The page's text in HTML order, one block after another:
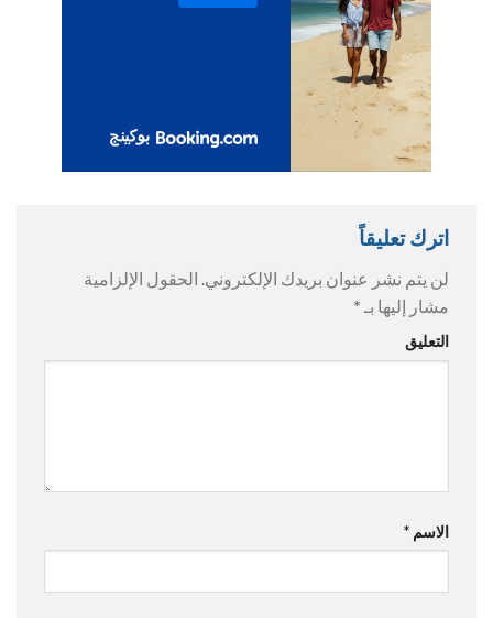
اترك تعليقاً
لن يتم نشر عنوان بريدك الإلكتروني. الحقول الإلزامية
مشار إليها بـ *
التعليق
الاسم *